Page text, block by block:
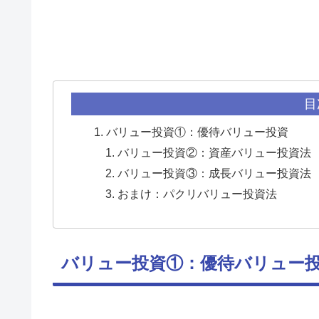
バリュー投資①：優待バリュー投資
バリュー投資②：資産バリュー投資法
バリュー投資③：成長バリュー投資法
おまけ：パクリバリュー投資法
バリュー投資①：優待バリュー